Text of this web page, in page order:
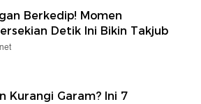
Berkedip! Momen
Detik Ini Bikin Takjub
Kurangi Garam? Ini 7